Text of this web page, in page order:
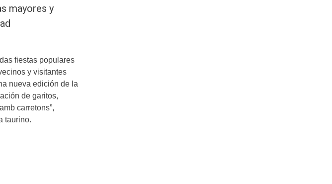
mayores y
fiestas populares
y visitantes
nueva edición de la
de garitos,
carretons”,
taurino.